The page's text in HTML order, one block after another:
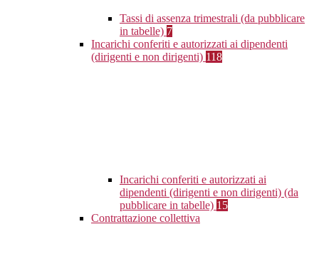
Tassi di assenza trimestrali (da pubblicare
in tabelle) 7
Incarichi conferiti e autorizzati ai dipendenti
(dirigenti e non dirigenti) 118
Incarichi conferiti e autorizzati ai
dipendenti (dirigenti e non dirigenti) (da
pubblicare in tabelle) 15
Contrattazione collettiva